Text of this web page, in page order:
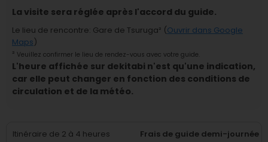
La visite sera réglée après l'accord du guide.
Le lieu de rencontre: Gare de Tsuruga² (Ouvrir dans Google
Maps)
² Veuillez confirmer le lieu de rendez-vous avec votre guide.
L'heure affichée sur dekitabi n'est qu'une indication,
car elle peut changer en fonction des conditions de
circulation et de la météo.
Itinéraire de 2 à 4 heures
Frais de guide demi-journée